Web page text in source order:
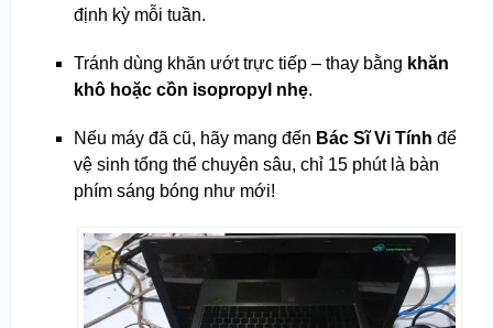
định kỳ mỗi tuần.
Tránh dùng khăn ướt trực tiếp – thay bằng khăn
khô hoặc cồn isopropyl nhẹ.
Nếu máy đã cũ, hãy mang đến Bác Sĩ Vi Tính để
vệ sinh tổng thể chuyên sâu, chỉ 15 phút là bàn
phím sáng bóng như mới!